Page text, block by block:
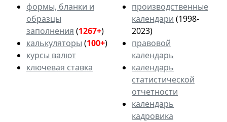
формы, бланки и
образцы
заполнения (1267+)
калькуляторы (100+)
курсы валют
ключевая ставка
производственные
календари (1998-
2023)
правовой
календарь
календарь
статистической
отчетности
календарь
кадровика